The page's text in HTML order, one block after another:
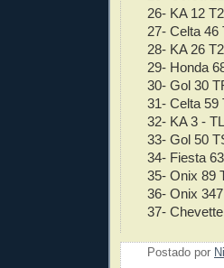
26- KA 12 T2
27- Celta 46
28- KA 26
29- Honda
30- Gol 30
31- Celta 59
32- KA 3 - TL
33- Gol 50
34- Fiesta
35- Onix 89
36- Onix
37-
Postado por